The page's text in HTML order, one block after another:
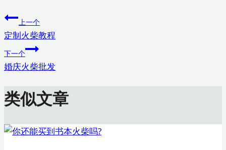
上一个
定制火柴教程
下一个
婚庆火柴批发
类似文章